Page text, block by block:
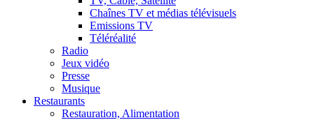
Chaînes TV et médias télévisuels
Emissions TV
Téléréalité
Radio
Jeux vidéo
Presse
Musique
Restaurants
Restauration, Alimentation